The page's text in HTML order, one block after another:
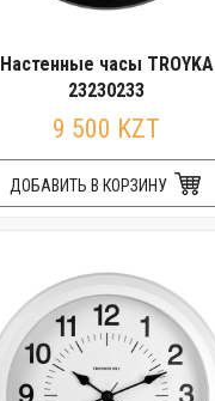
Настенные часы TROYKA
23230233
9 500 KZT
ДОБАВИТЬ В КОРЗИНУ